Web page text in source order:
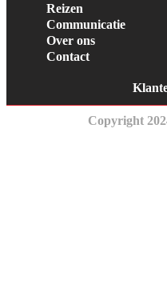
Reizen
Communicatie
Over ons
Contact
Copyright